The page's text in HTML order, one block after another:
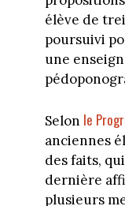
élève de
poursuivi
une
Selon le
anciennes
des faits,
dernière
plusieurs